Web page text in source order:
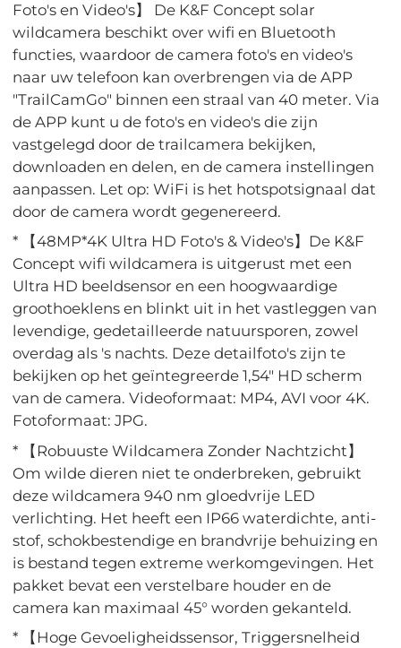
Foto's en Video's】 De K&F Concept solar
wildcamera beschikt over wifi en Bluetooth
functies, waardoor de camera foto's en video's
naar uw telefoon kan overbrengen via de APP
"TrailCamGo" binnen een straal van 40 meter. Via
de APP kunt u de foto's en video's die zijn
vastgelegd door de trailcamera bekijken,
downloaden en delen, en de camera instellingen
aanpassen. Let op: WiFi is het hotspotsignaal dat
door de camera wordt gegenereerd.
* 【48MP*4K Ultra HD Foto's & Video's】De K&F
Concept wifi wildcamera is uitgerust met een
Ultra HD beeldsensor en een hoogwaardige
groothoeklens en blinkt uit in het vastleggen van
levendige, gedetailleerde natuursporen, zowel
overdag als 's nachts. Deze detailfoto's zijn te
bekijken op het geïntegreerde 1,54" HD scherm
van de camera. Videoformaat: MP4, AVI voor 4K.
Fotoformaat: JPG.
* 【Robuuste Wildcamera Zonder Nachtzicht】
Om wilde dieren niet te onderbreken, gebruikt
deze wildcamera 940 nm gloedvrije LED
verlichting. Het heeft een IP66 waterdichte, anti-
stof, schokbestendige en brandvrije behuizing en
is bestand tegen extreme werkomgevingen. Het
pakket bevat een verstelbare houder en de
camera kan maximaal 45° worden gekanteld.
* 【Hoge Gevoeligheidssensor, Triggersnelheid